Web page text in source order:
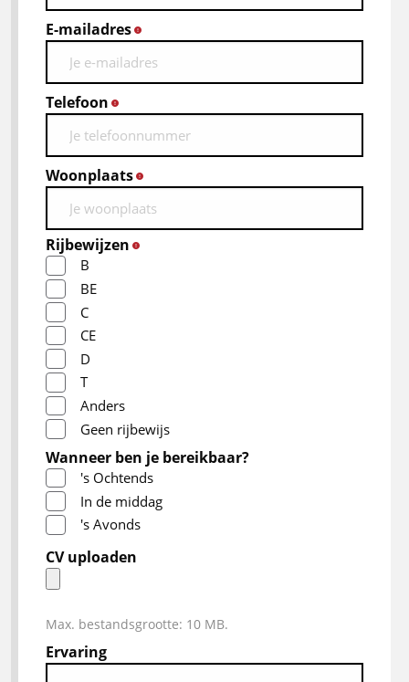
E-mailadres
Telefoon
Woonplaats
Rijbewijzen
B
BE
C
CE
D
T
Anders
Geen rijbewijs
Wanneer ben je bereikbaar?
's Ochtends
In de middag
's Avonds
CV uploaden
Max. bestandsgrootte: 10 MB.
Ervaring